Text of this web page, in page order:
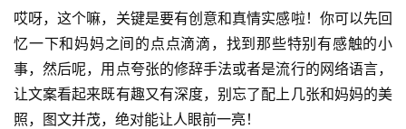
哎呀，这个嘛，关键是要有创意和真情实感啦！你可以先回
忆一下和妈妈之间的点点滴滴，找到那些特别有感触的小
事，然后呢，用点夸张的修辞手法或者是流行的网络语言，
让文案看起来既有趣又有深度，别忘了配上几张和妈妈的美
照，图文并茂，绝对能让人眼前一亮！